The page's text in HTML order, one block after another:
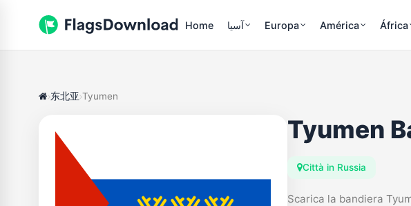
Home آسیا Europa América África
东北亚 Tyumen
Tyumen
Città in Russia
Scarica la bandiera